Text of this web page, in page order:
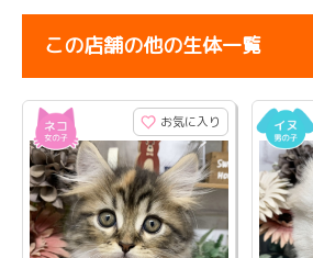
この店舗の他の生体一覧
お気に入り